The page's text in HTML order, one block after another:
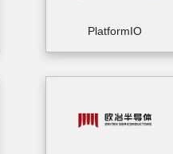
PlatformIO